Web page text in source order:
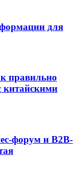
для
правильно
китайскими
форум и B2B-